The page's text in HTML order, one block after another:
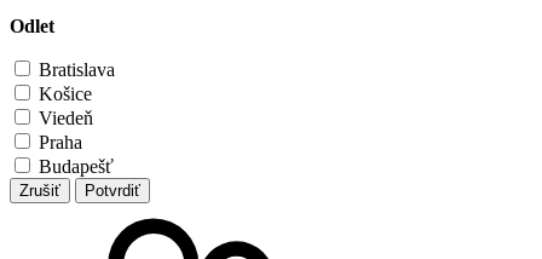
Odlet
Bratislava
Košice
Viedeň
Praha
Budapešť
Zrušiť Potvrdiť